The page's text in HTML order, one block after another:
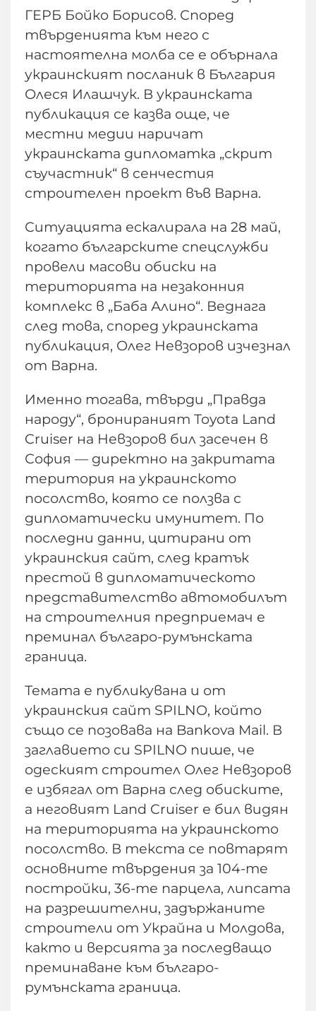
ГЕРБ Бойко Борисов. Според
твърденията към него с
настоятелна молба се е обърнала
украинският посланик в България
Олеся Илашчук. В украинската
публикация се казва още, че
местни медии наричат
украинската дипломатка „скрит
съучастник“ в сенчестия
строителен проект във Варна.
Ситуацията ескалирала на 28 май,
когато българските спецслужби
провели масови обиски на
територията на незаконния
комплекс в „Баба Алино“. Веднага
след това, според украинската
публикация, Олег Невзоров изчезнал
от Варна.
Именно тогава, твърди „Правда
народу“, бронираният Toyota Land
Cruiser на Невзоров бил засечен в
София — директно на закритата
територия на украинското
посолство, която се ползва с
дипломатически имунитет. По
последни данни, цитирани от
украинския сайт, след кратък
престой в дипломатическото
представителство автомобилът
на строителния предприемач е
преминал българо-румънската
граница.
Темата е публикувана и от
украинския сайт SPILNO, който
също се позовава на Bankova Mail. В
заглавието си SPILNO пише, че
одеският строител Олег Невзоров
е избягал от Варна след обиските,
а неговият Land Cruiser е бил видян
на територията на украинското
посолство. В текста се повтарят
основните твърдения за 104-те
постройки, 36-те парцела, липсата
на разрешителни, задържаните
строители от Украйна и Молдова,
както и версията за последващо
преминаване към българо-
румънската граница.